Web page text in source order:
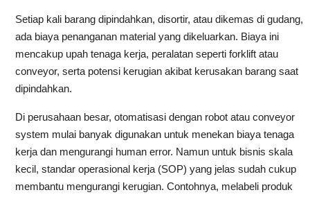
Setiap kali barang dipindahkan, disortir, atau dikemas di gudang,
ada biaya penanganan material yang dikeluarkan. Biaya ini
mencakup upah tenaga kerja, peralatan seperti forklift atau
conveyor, serta potensi kerugian akibat kerusakan barang saat
dipindahkan.
Di perusahaan besar, otomatisasi dengan robot atau conveyor
system mulai banyak digunakan untuk menekan biaya tenaga
kerja dan mengurangi human error. Namun untuk bisnis skala
kecil, standar operasional kerja (SOP) yang jelas sudah cukup
membantu mengurangi kerugian. Contohnya, melabeli produk